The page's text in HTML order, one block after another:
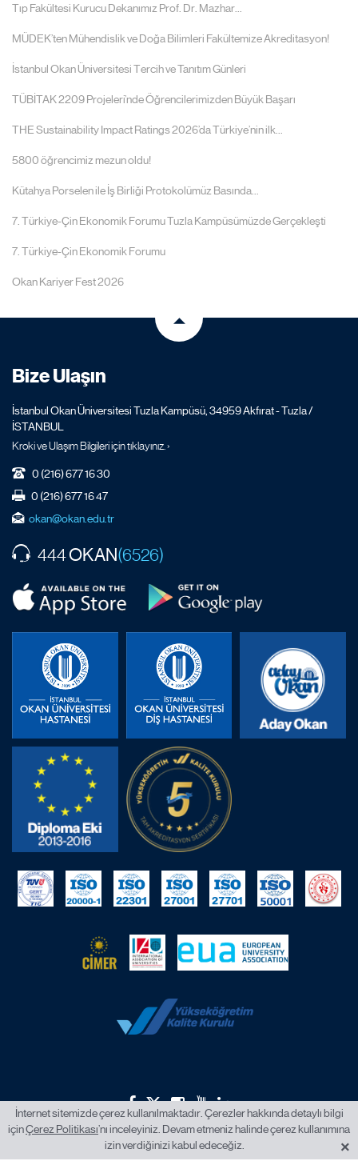
Tıp Fakültesi Kurucu Dekanımız Prof. Dr. Mazhar...
MÜDEK’ten Mühendislik ve Doğa Bilimleri Fakültemize Akreditasyon!
İstanbul Okan Üniversitesi Tercih ve Tanıtım Günleri
TÜBİTAK 2209 Projeleri’nde Öğrencilerimizden Büyük Başarı
THE Sustainability Impact Ratings 2026’da Türkiye’nin ilk...
5800 öğrencimiz mezun oldu!
Kütahya Porselen ile İş Birliği Protokolümüz Basında...
7. Türkiye-Çin Ekonomik Forumu Tuzla Kampüsümüzde Gerçekleşti
7. Türkiye-Çin Ekonomik Forumu
Okan Kariyer Fest 2026
Bize Ulaşın
İstanbul Okan Üniversitesi Tuzla Kampüsü, 34959 Akfırat - Tuzla /
İSTANBUL
Kroki ve Ulaşım Bilgileri için tıklayınız. ›
0 (216) 677 16 30
0 (216) 677 16 47
okan@okan.edu.tr
444OKAN(6526)
2026 © İstanbul Okan Üniversitesi.
İnternet sitemizde çerez kullanılmaktadır. Çerezler hakkında detaylı bilgi
içinÇerez Politikası’nı inceleyiniz. Devam etmeniz halinde çerez kullanımına
izin verdiğinizi kabul edeceğiz.
×